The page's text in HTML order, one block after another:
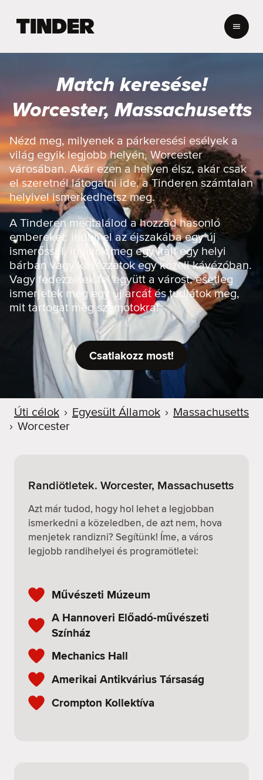
r
e
d
ő
o
l
d
a
l
Match keresése!
Worcester, Massachusetts
Nézd meg, milyenek a párkeresési esélyek a
világ egyik legjobb helyén, Worcester
városában. Akár ezen a helyen élsz, akár csak
el szeretnél látogatni ide, a Tinderen számtalan
helyivel ismerkedhetsz meg.
A Tinderen megtalálod a hozzád hasonló
embereket: indulj el az éjszakába egy új
ismerőssel, igyatok meg egy italt egy helyi
bárban vagy kávézzatok egy közeli kávézóban.
Vagy fedezzétek fel együtt a várost, esetleg
ismerjétek meg egy új arcát és tudjátok meg,
mit tartogat még számotokra!
Csatlakozz most!
Úti célok › Egyesült Államok › Massachusetts
› Worcester
Randiötletek. Worcester, Massachusetts
Azt már tudod, hogy hol lehet a legjobban
ismerkedni a közeledben, de azt nem, hova
menjetek randizni? Segítünk! Íme, a város
legjobb randihelyei és programötletei:
Művészeti Múzeum
A Hannoveri Előadó-művészeti
Színház
Mechanics Hall
Amerikai Antikvárius Társaság
Crompton Kollektíva